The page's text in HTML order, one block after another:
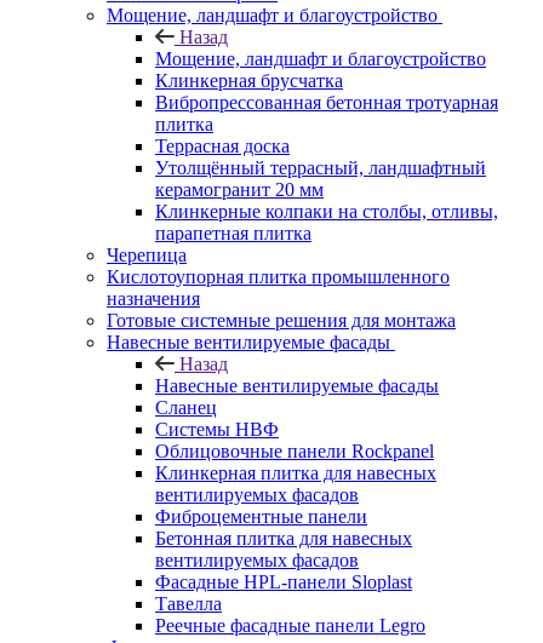
Мощение, ландшафт и благоустройство
Назад
Мощение, ландшафт и благоустройство
Клинкерная брусчатка
Вибропрессованная бетонная тротуарная
плитка
Террасная доска
Утолщённый террасный, ландшафтный
керамогранит 20 мм
Клинкерные колпаки на столбы, отливы,
парапетная плитка
Черепица
Кислотоупорная плитка промышленного
назначения
Готовые системные решения для монтажа
Навесные вентилируемые фасады
Назад
Навесные вентилируемые фасады
Сланец
Системы НВФ
Облицовочные панели Rockpanel
Клинкерная плитка для навесных
вентилируемых фасадов
Фиброцементные панели
Бетонная плитка для навесных
вентилируемых фасадов
Фасадные HPL-панели Sloplast
Тавелла
Реечные фасадные панели Legro